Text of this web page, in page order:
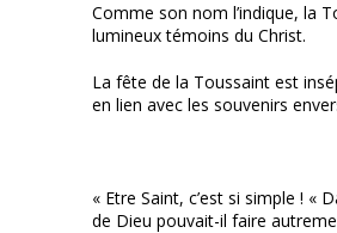
Comme son nom l’indique, la
lumineux témoins du Christ.
La fête de la Toussaint est
en lien avec les souvenirs
« Etre Saint, c’est si simple ! «
de Dieu pouvait-il faire